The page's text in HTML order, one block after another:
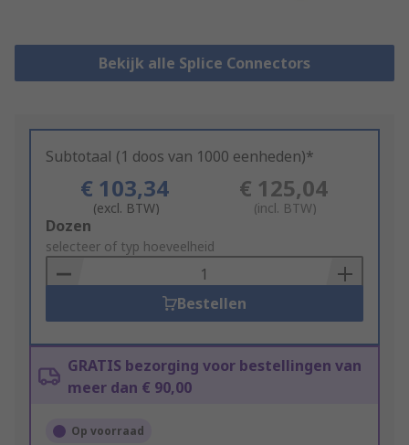
Bekijk alle Splice Connectors
Subtotaal (1 doos van 1000 eenheden)*
€ 103,34
(excl. BTW)
€ 125,04
(incl. BTW)
Add
to
Basket
Dozen
selecteer of typ hoeveelheid
Bestellen
GRATIS bezorging voor bestellingen van
meer dan € 90,00
Op voorraad